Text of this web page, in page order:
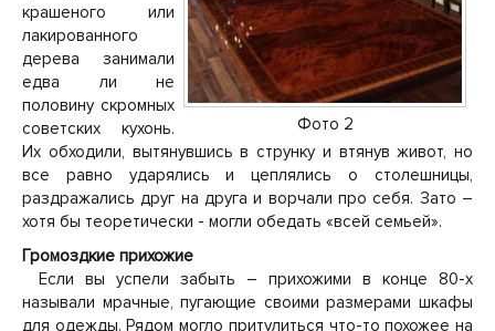
Фото 2
крашеного или
лакированного
дерева занимали
едва ли не
половину скромных
советских кухонь.
Их обходили, вытянувшись в струнку и втянув живот, но
все равно ударялись и цеплялись о столешницы,
раздражались друг на друга и ворчали про себя. Зато –
хотя бы теоретически - могли обедать «всей семьей».
Громоздкие прихожие
Если вы успели забыть – прихожими в конце 80-х
называли мрачные, пугающие своими размерами шкафы
для одежды. Рядом могло притулиться что-то похожее на